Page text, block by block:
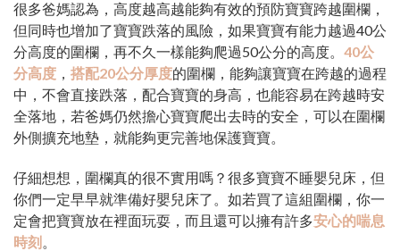
很多爸媽認為，高度越高越能夠有效的預防寶寶跨越圍欄，
但同時也增加了寶寶跌落的風險，如果寶寶有能力越過40公
分高度的圍欄，再不久一樣能夠爬過50公分的高度。 40公
分高度 ， 搭配20公分厚度的圍欄，能夠讓寶寶在跨越的過程
中，不會直接跌落，配合寶寶的身高，也能容易在跨越時安
全落地，若爸媽仍然擔心寶寶爬出去時的安全，可以在圍欄
外側擴充地墊，就能夠更完善地保護寶寶。
仔細想想，圍欄真的很不實用嗎？很多寶寶不睡嬰兒床，但
你們一定早早就準備好嬰兒床了。如若買了這組圍欄，你一
定會把寶寶放在裡面玩耍，而且還可以擁有許多安心的喘息
時刻 。